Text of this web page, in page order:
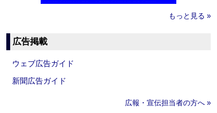
もっと見る »
広告掲載
ウェブ広告ガイド
新聞広告ガイド
広報・宣伝担当者の方へ »